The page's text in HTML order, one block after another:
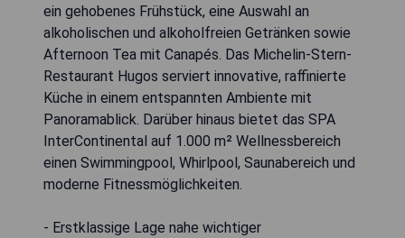
ein gehobenes Frühstück, eine Auswahl an
alkoholischen und alkoholfreien Getränken sowie
Afternoon Tea mit Canapés. Das Michelin-Stern-
Restaurant Hugos serviert innovative, raffinierte
Küche in einem entspannten Ambiente mit
Panoramablick. Darüber hinaus bietet das SPA
InterContinental auf 1.000 m² Wellnessbereich
einen Swimmingpool, Whirlpool, Saunabereich und
moderne Fitnessmöglichkeiten.
- Erstklassige Lage nahe wichtiger